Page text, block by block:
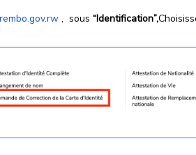
, sous “Identification”,